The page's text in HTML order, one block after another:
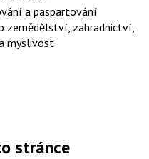
a paspartování
zemědělství, zahradnictví,
myslivost
stránce